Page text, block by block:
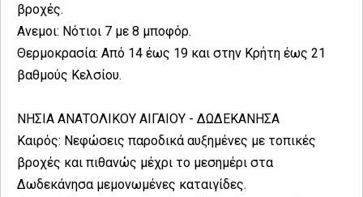
βροχές.
Ανεμοι: Νότιοι 7 με 8 μποφόρ.
Θερμοκρασία: Από 14 έως 19 και στην Κρήτη έως 21
βαθμούς Κελσίου.
ΝΗΣΙΑ ΑΝΑΤΟΛΙΚΟΥ ΑΙΓΑΙΟΥ - ΔΩΔΕΚΑΝΗΣΑ
Καιρός: Νεφώσεις παροδικά αυξημένες με τοπικές
βροχές και πιθανώς μέχρι το μεσημέρι στα
Δωδεκάνησα μεμονωμένες καταιγίδες.